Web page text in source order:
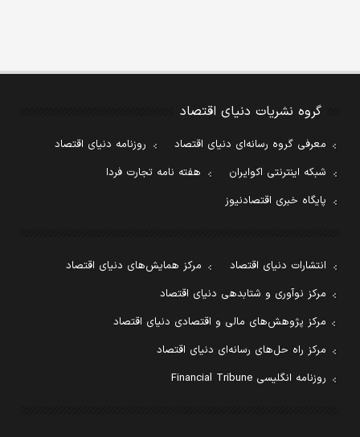
گروه نشریات دنیای اقتصاد
معرفی گروه رسانه‌ای دنیای اقتصاد
روزنامه دنیای اقتصاد
شبکه اینترنتی اکوایران
هفته نامه تجارت فردا
پایگاه خبری اقتصادنیوز
انتشارات دنیای اقتصاد
مرکز همایش‌های دنیای اقتصاد
مرکز نوآوری و شتابدهی دنیای اقتصاد
مرکز پژوهش‌های مالی و اقتصادی دنیای اقتصاد
مرکز راه حل‌های رسانه‌ای دنیای اقتصاد
روزنامه انگلیسی Financial Tribune